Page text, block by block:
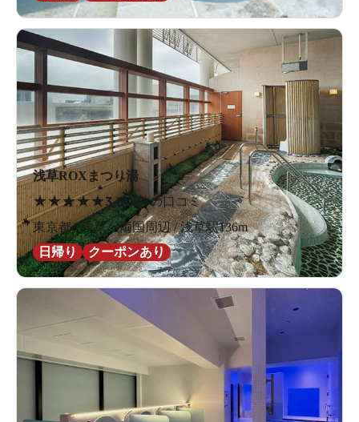
浅草ROXまつり湯
★★★★★3.661件の口コミ
東京都 / 浅草・両国周辺 / 浅草駅136m
日帰り
クーポンあり